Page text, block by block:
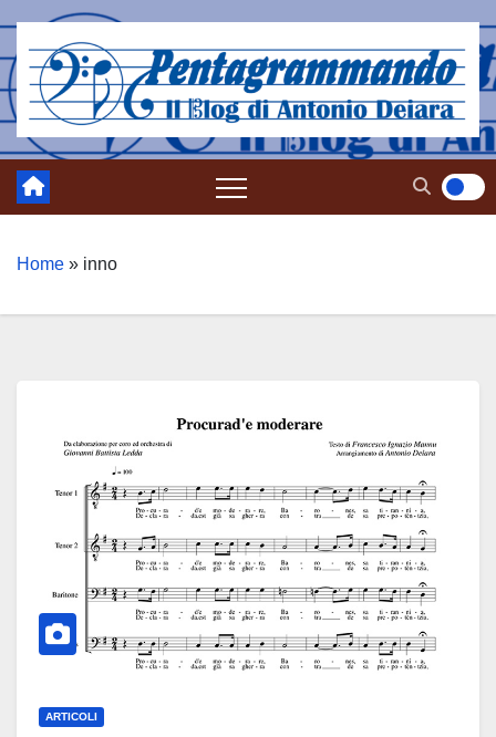
contenuto
Home » inno
ARTICOLI